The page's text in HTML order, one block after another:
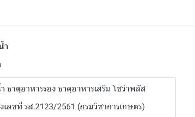
ำ
ธาตุอาหารรอง ธาตุอาหารเสริม โชว่าพลัส
เลขที่ รส.2123/2561 (กรมวิชาการเกษตร)